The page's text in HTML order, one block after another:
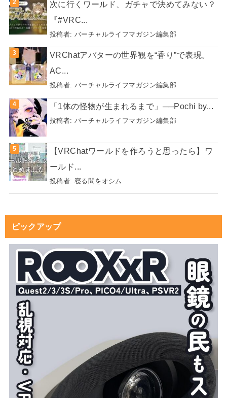
次に行くワールド、ガチャで決めてみない？
『#VRC...
投稿者: バーチャルライフマガジン編集部
VRChatアバターの世界観を“香り”で表現。
AC...
投稿者: バーチャルライフマガジン編集部
「1体の怪物が生まれるまで」──Pochi by...
投稿者: バーチャルライフマガジン編集部
【VRChatワールドを作ろうと思ったら】ワ
ールド...
投稿者: 寝る間をオシム
ピックアップ